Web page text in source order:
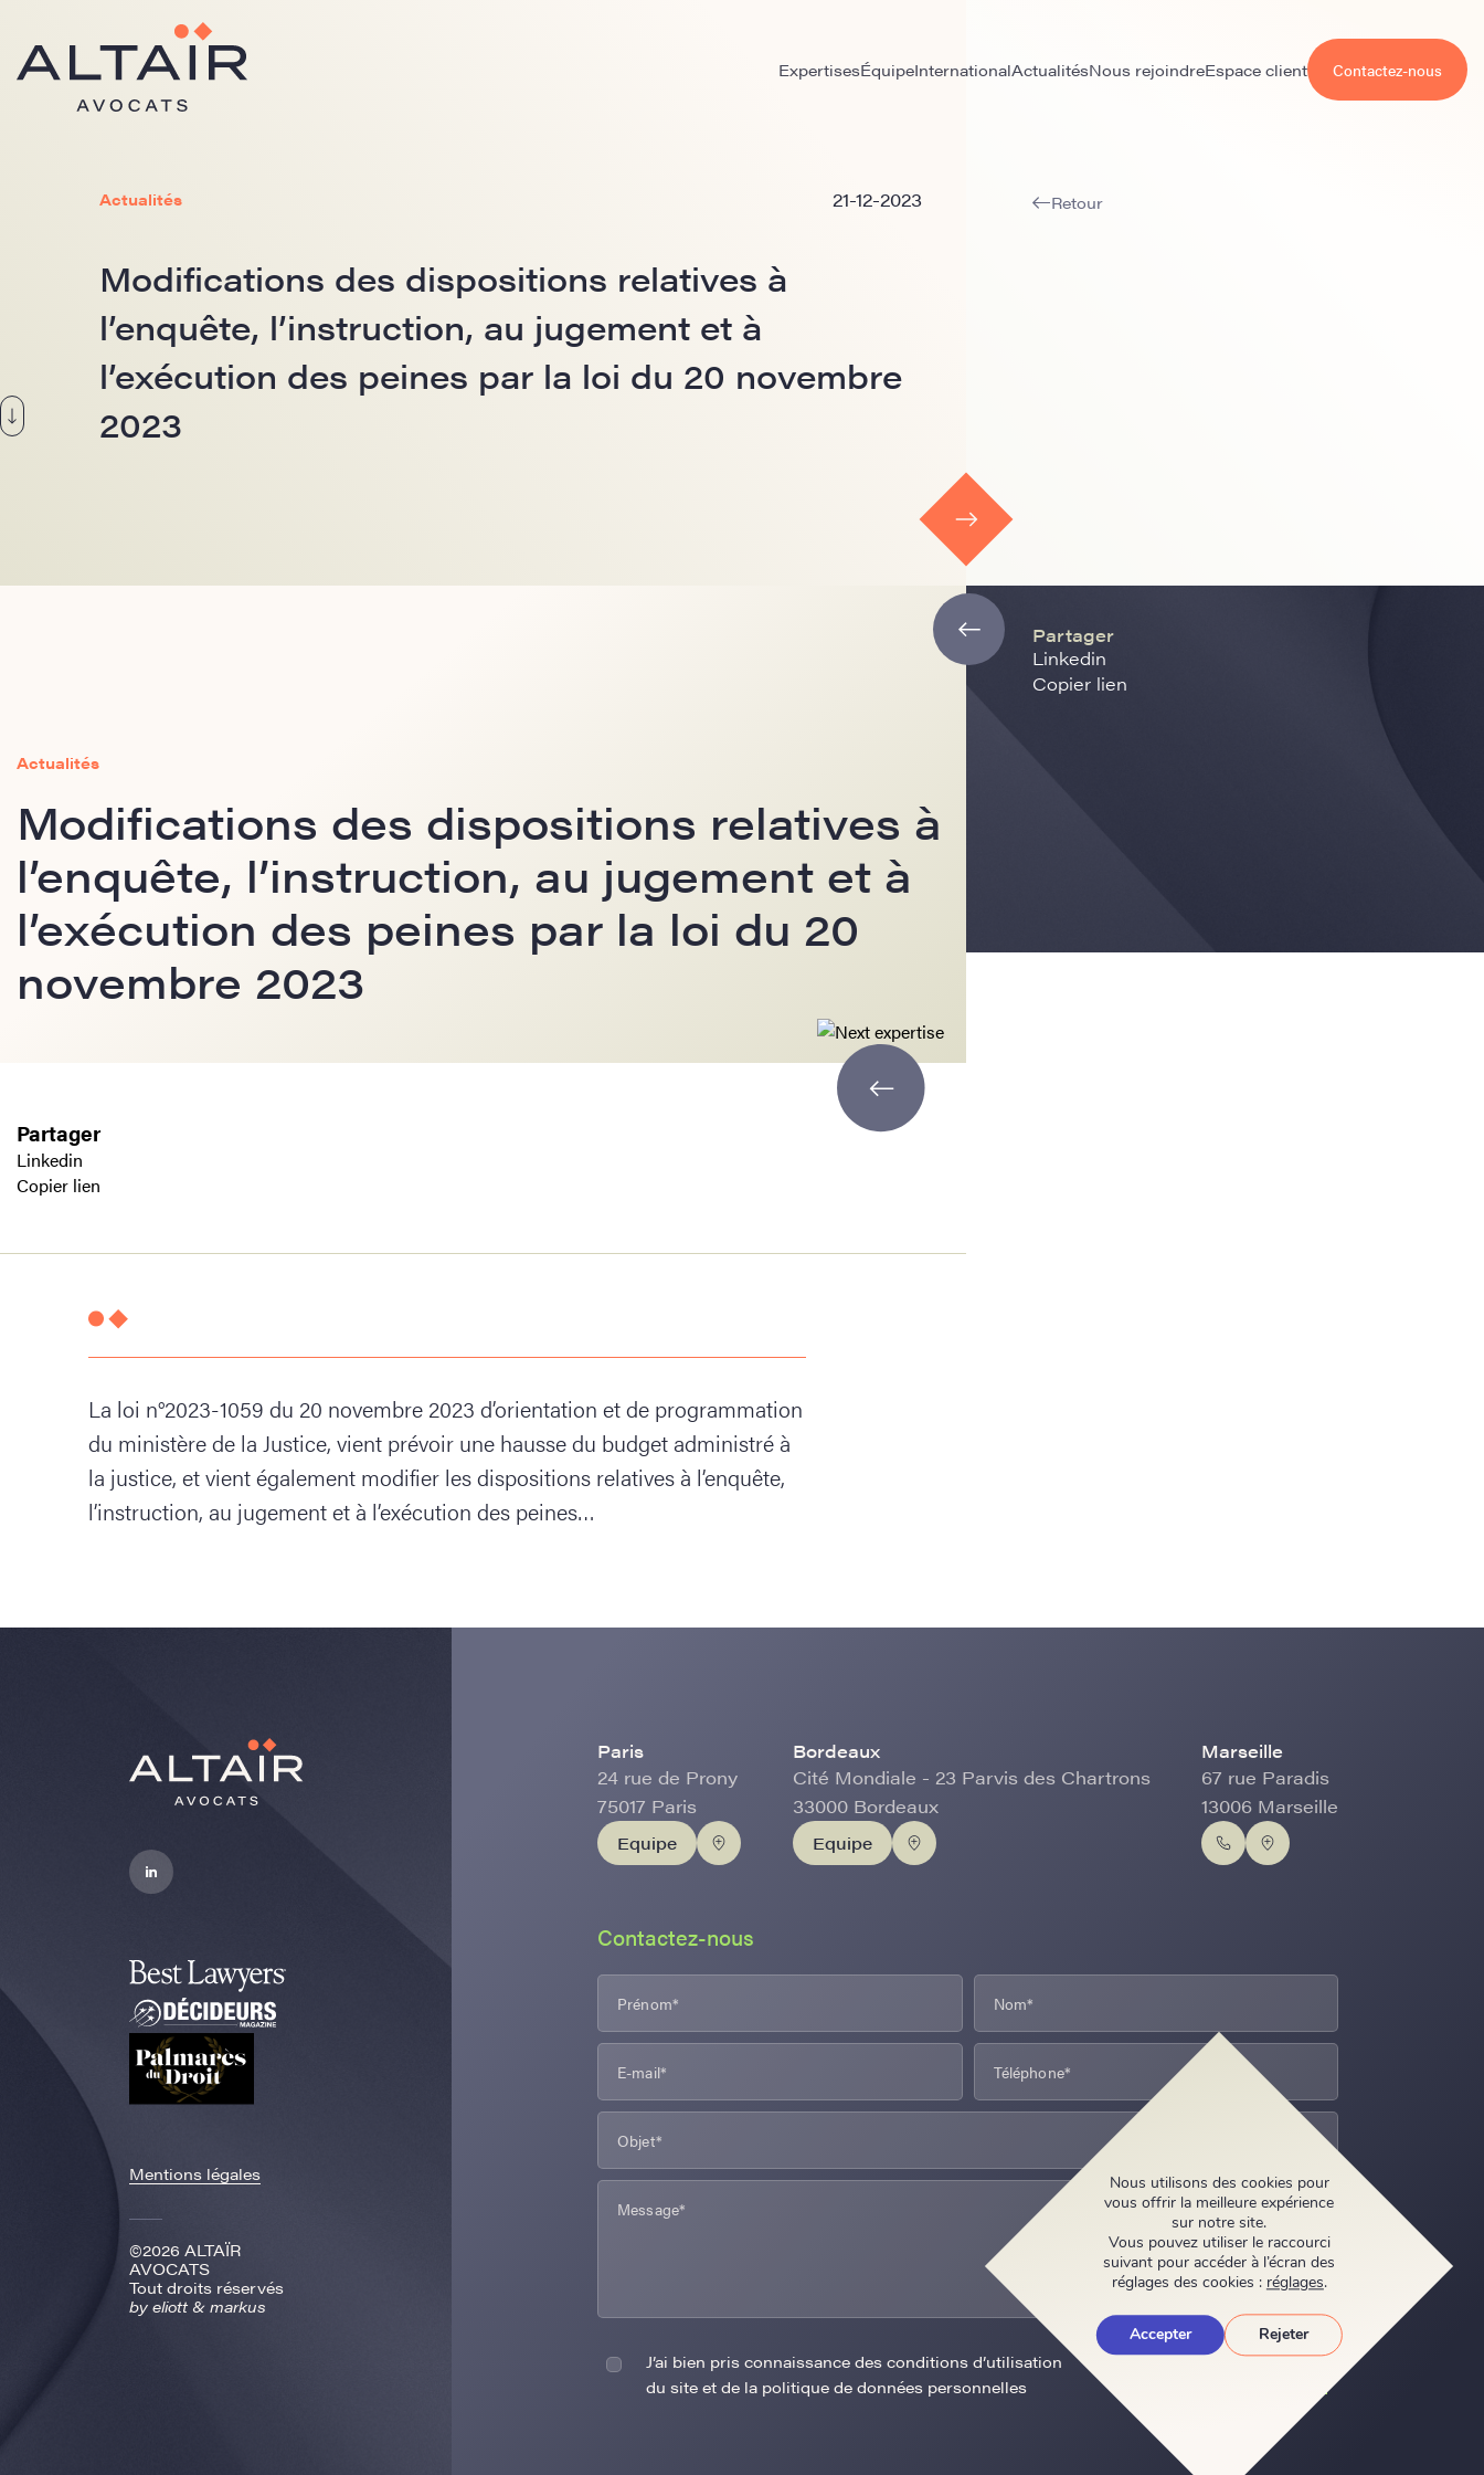
ExpertisesÉquipeInternationalActualitésNous rejoindreEspace client Contactez-nous
Actualités 21-12-2023
Modifications des dispositions relatives à
l’enquête, l’instruction, au jugement et à
l’exécution des peines par la loi du 20 novembre
2023
Actualités
Modifications des dispositions relatives à
l’enquête, l’instruction, au jugement et à
l’exécution des peines par la loi du 20
novembre 2023
Partager
Linkedin
Copier lien
La loi n°2023-1059 du 20 novembre 2023 d’orientation et de programmation
du ministère de la Justice, vient prévoir une hausse du budget administré à
la justice, et vient également modifier les dispositions relatives à l’enquête,
l’instruction, au jugement et à l’exécution des peines…
Retour
Partager
Linkedin
Copier lien
Mentions légales
©2026 ALTAÏR
AVOCATS
Tout droits réservés
byeliott & markus
Paris
24 rue de Prony
75017 Paris
Equipe
Bordeaux
Cité Mondiale - 23 Parvis des Chartrons
33000 Bordeaux
Equipe
Marseille
67 rue Paradis
13006 Marseille
Contactez-nous
J’ai bien pris connaissance des conditions d’utilisation
du site et de la politique de données personnelles
Nous utilisons des cookies pour
vous offrir la meilleure expérience
sur notre site.
Vous pouvez utiliser le raccourci
suivant pour accéder à l’écran des
réglages des cookies : réglages.
Accepter Rejeter